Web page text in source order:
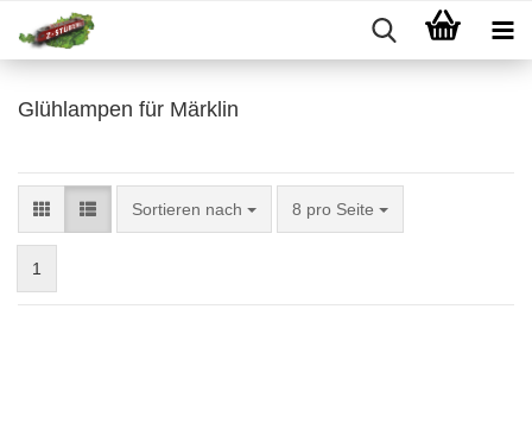
Glühlampen für Märklin
Sortieren nach
Sortieren nach 8 pro Seite
pro Seite
1